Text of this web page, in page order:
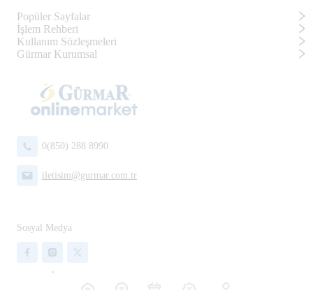
Popüler Sayfalar
İşlem Rehberi
Kullanım Sözleşmeleri
Gürmar Kurumsal
0(850) 288 8990
iletisim@gurmar.com.tr
Sosyal Medya